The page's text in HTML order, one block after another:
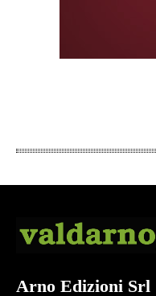
Arno Edizioni Srl